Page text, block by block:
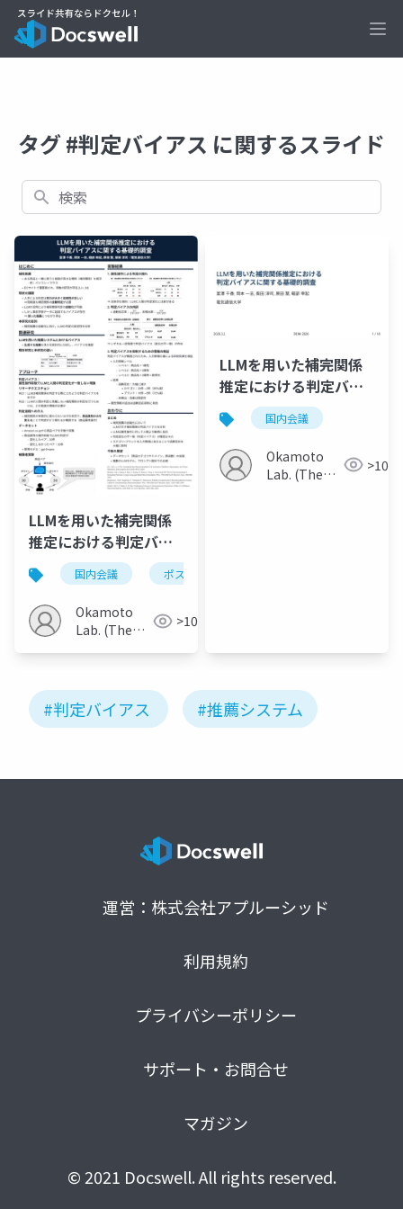
タグ #判定バイアス に関するスライド
検索
LLMを用いた補完関係
推定における判定バイ
アスに関する基礎的調
査
国内会議 ポスター
Okamoto
Lab. (The
>100
LLMを用いた補完関係
推定における判定バイ
アスに関する基礎的調
査
国内会議
Okamoto
Lab. (The
>100
#判定バイアス #推薦システム
運営：株式会社アプルーシッド
利用規約
プライバシーポリシー
サポート・お問合せ
マガジン
© 2021 Docswell. All rights reserved.